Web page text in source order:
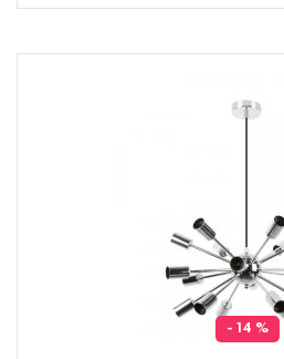
- 14 %